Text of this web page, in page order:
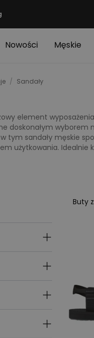
Nowości Męskie
/ Sandały
element
doskonałym
tym sandały męskie
użytkowania.
Buty